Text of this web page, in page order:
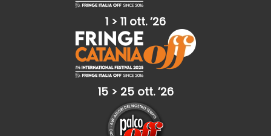
1 > 11 ott. ’26
15 > 25 ott. ’26